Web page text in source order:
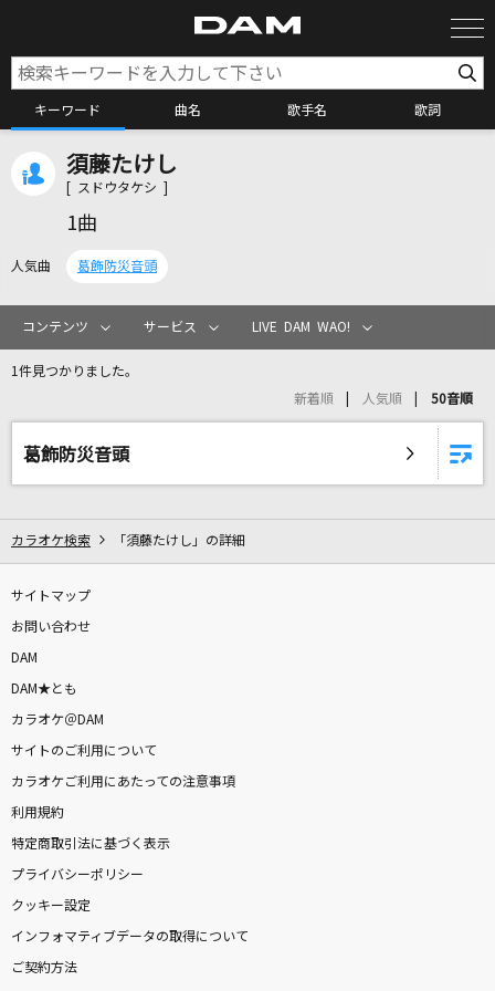
キーワード 曲名 歌手名 歌詞
カラオケリクエスト
リアルタイムで歌われている曲の一覧
中島みゆき
START DASH SENSATION
世界の秘密
Vaundy
S.O.S
TRUE
[生音]I LOVE YOU
須藤たけし
[ スドウタケシ ]
1曲
人気曲 葛飾防災音頭
コンテンツ サービス LIVE DAM WAO!
1件見つかりました。
新着順 人気順 50音順
葛飾防災音頭
カラオケ検索 「須藤たけし」の詳細
サイトマップ
お問い合わせ
DAM
DAM★とも
カラオケ＠DAM
サイトのご利用について
カラオケご利用にあたっての注意事項
利用規約
特定商取引法に基づく表示
プライバシーポリシー
クッキー設定
インフォマティブデータの取得について
ご契約方法